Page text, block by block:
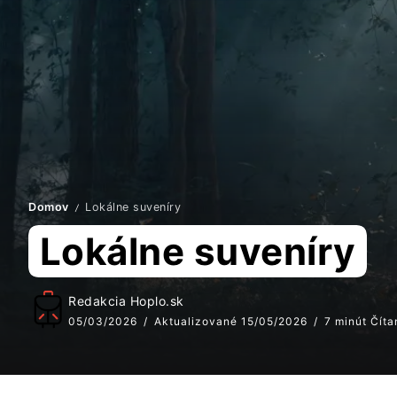
Domov / Lokálne suveníry
Lokálne suveníry
Redakcia Hoplo.sk
05/03/2026 Aktualizované 15/05/2026 7 minút